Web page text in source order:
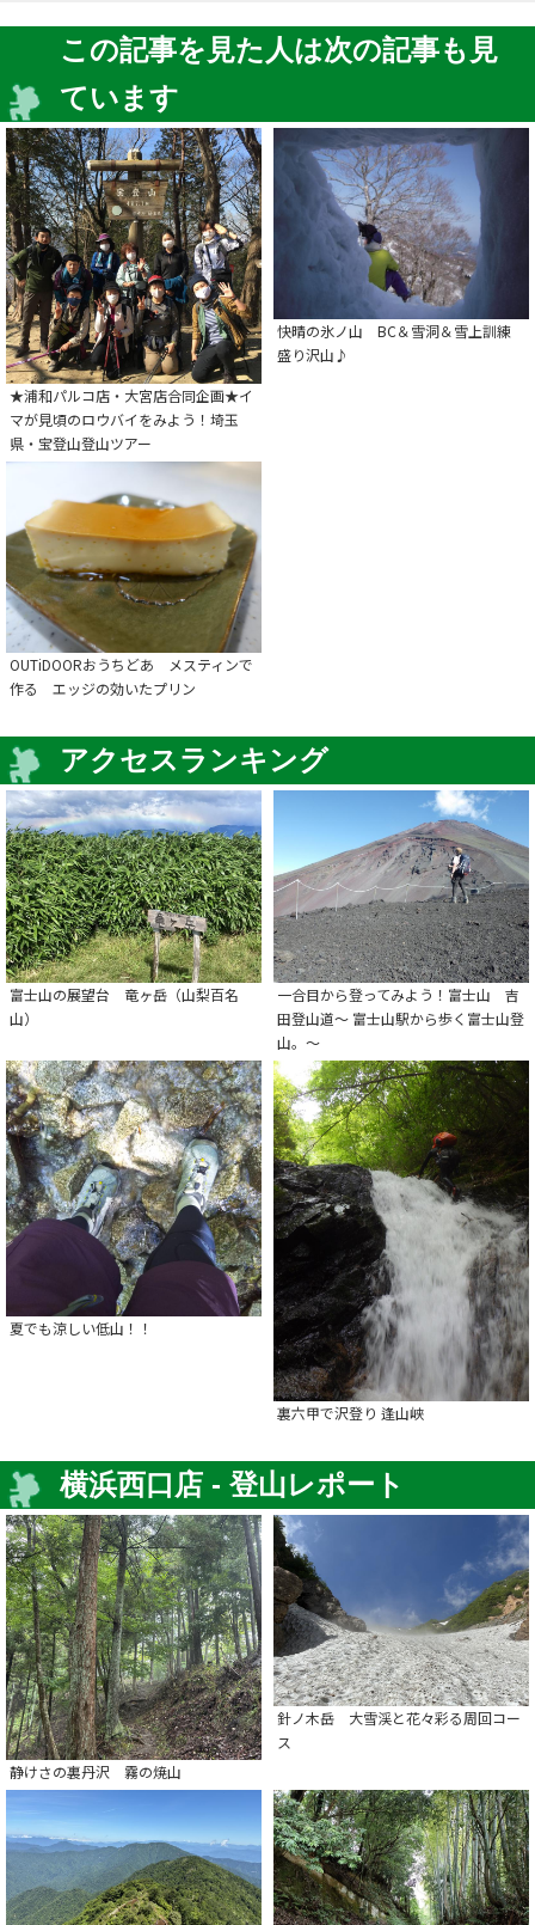
この記事を見た人は次の記事も見
ています
★浦和パルコ店・大宮店合同企画★イ
マが見頃のロウバイをみよう！埼玉
県・宝登山登山ツアー
快晴の氷ノ山 BC＆雪洞＆雪上訓練
盛り沢山♪
OUTiDOORおうちどあ メスティンで
作る エッジの効いたプリン
アクセスランキング
富士山の展望台 竜ヶ岳（山梨百名
山）
一合目から登ってみよう！富士山 吉
田登山道～ 富士山駅から歩く富士山登
山。～
夏でも涼しい低山！！
裏六甲で沢登り 逢山峡
横浜西口店 - 登山レポート
静けさの裏丹沢 霧の焼山
針ノ木岳 大雪渓と花々彩る周回コー
ス